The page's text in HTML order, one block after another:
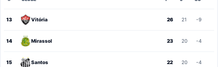
13 Vitória 26 21 -9
14 Mirassol 23 20 -4
15 Santos 22 20 -4